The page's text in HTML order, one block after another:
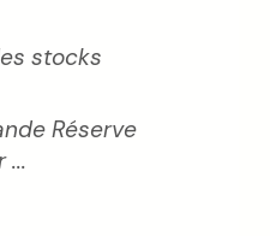
stocks
Réserve
...